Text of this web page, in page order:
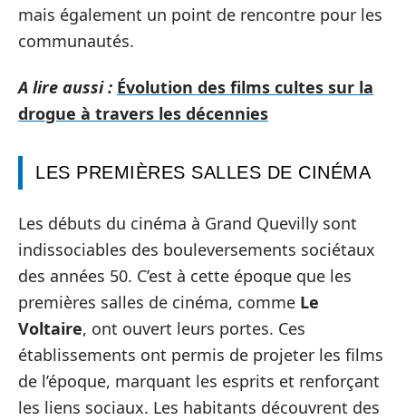
mais également un point de rencontre pour les
communautés.
A lire aussi : Évolution des films cultes sur la
drogue à travers les décennies
LES PREMIÈRES SALLES DE CINÉMA
Les débuts du cinéma à Grand Quevilly sont
indissociables des bouleversements sociétaux
des années 50. C’est à cette époque que les
premières salles de cinéma, comme Le
Voltaire, ont ouvert leurs portes. Ces
établissements ont permis de projeter les films
de l’époque, marquant les esprits et renforçant
les liens sociaux. Les habitants découvrent des